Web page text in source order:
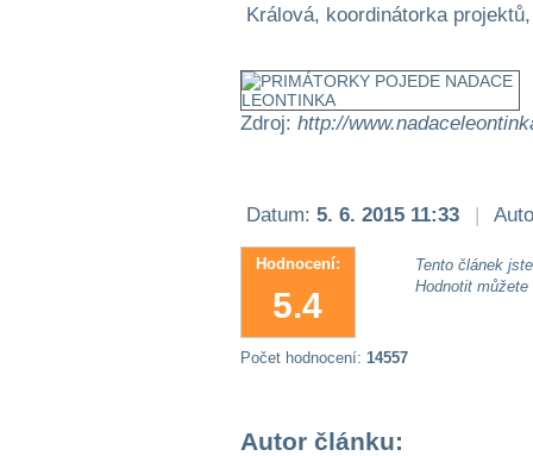
Králová, koordinátorka
Zdroj: http://
Datum: 5. 6. 2015 11:33 |
Hodnocení:
5.4
Tento článek
Hodnotit
Počet hodnocení: 14557
Autor článku: